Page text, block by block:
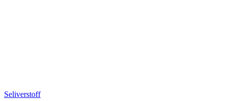
Seliverstoff